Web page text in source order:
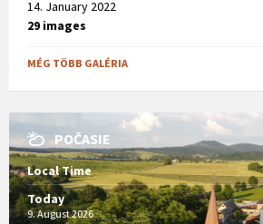
14. January 2022
29 images
MÉG TÖBB GALÉRIA
POČASIE
Local Time
Today
9. August 2026